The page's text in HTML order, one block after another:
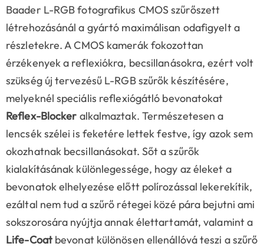
Baader L-RGB fotografikus CMOS szűrőszett
létrehozásánál a gyártó maximálisan odafigyelt a
részletekre. A CMOS kamerák fokozottan
érzékenyek a reflexiókra, becsillanásokra, ezért volt
szükség új tervezésű L-RGB szűrők készítésére,
melyeknél speciális reflexiógátló bevonatokat
Reflex-Blocker alkalmaztak. Természetesen a
lencsék szélei is feketére lettek festve, így azok sem
okozhatnak becsillanásokat. Sőt a szűrők
kialakításának különlegessége, hogy az éleket a
bevonatok elhelyezése előtt polírozással lekerekítik,
ezáltal nem tud a szűrő rétegei közé pára bejutni ami
sokszorosára nyújtja annak élettartamát, valamint a
Life-Coatbevonat különösen ellenállóvá teszi a szűrő